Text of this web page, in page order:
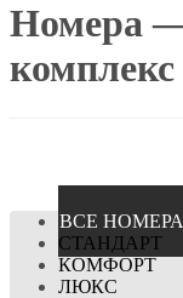
Номера
ВCЕ НОМЕРА
СТАНДАРТ
КОМФОРТ
ЛЮКС